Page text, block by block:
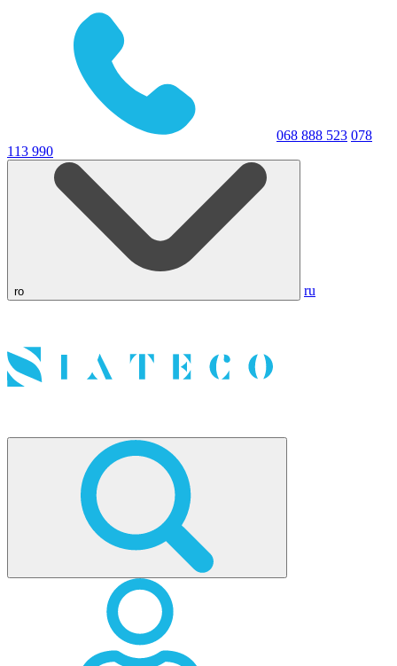
068 888 523 078
113 990
ro ru